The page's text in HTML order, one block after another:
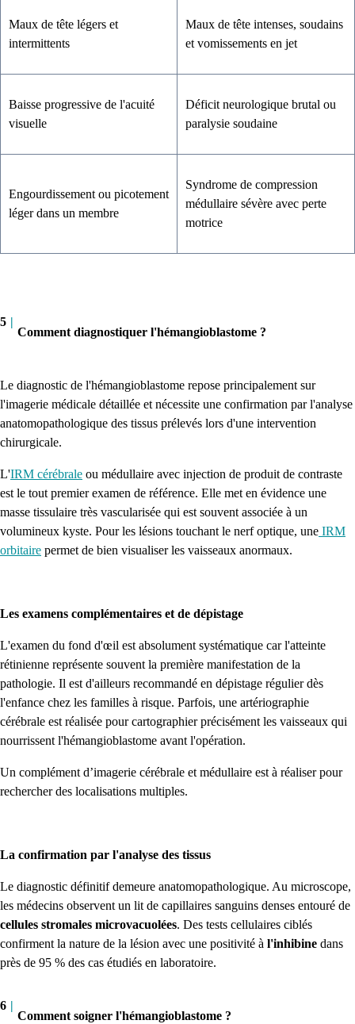
Maux de tête légers et
intermittents
Maux de tête intenses, soudains
et vomissements en jet
Baisse progressive de l'acuité
visuelle
Déficit neurologique brutal ou
paralysie soudaine
Engourdissement ou picotement
léger dans un membre
Syndrome de compression
médullaire sévère avec perte
motrice
5 |
Comment diagnostiquer l'hémangioblastome ?
Le diagnostic de l'hémangioblastome repose principalement sur
l'imagerie médicale détaillée et nécessite une confirmation par l'analyse
anatomopathologique des tissus prélevés lors d'une intervention
chirurgicale.
L'IRM cérébrale ou médullaire avec injection de produit de contraste
est le tout premier examen de référence. Elle met en évidence une
masse tissulaire très vascularisée qui est souvent associée à un
volumineux kyste. Pour les lésions touchant le nerf optique, une IRM
orbitaire permet de bien visualiser les vaisseaux anormaux.
Les examens complémentaires et de dépistage
L'examen du fond d'œil est absolument systématique car l'atteinte
rétinienne représente souvent la première manifestation de la
pathologie. Il est d'ailleurs recommandé en dépistage régulier dès
l'enfance chez les familles à risque. Parfois, une artériographie
cérébrale est réalisée pour cartographier précisément les vaisseaux qui
nourrissent l'hémangioblastome avant l'opération.
Un complément d’imagerie cérébrale et médullaire est à réaliser pour
rechercher des localisations multiples.
La confirmation par l'analyse des tissus
Le diagnostic définitif demeure anatomopathologique. Au microscope,
les médecins observent un lit de capillaires sanguins denses entouré de
cellules stromales microvacuolées. Des tests cellulaires ciblés
confirment la nature de la lésion avec une positivité à l'inhibine dans
près de 95 % des cas étudiés en laboratoire.
6 |
Comment soigner l'hémangioblastome ?